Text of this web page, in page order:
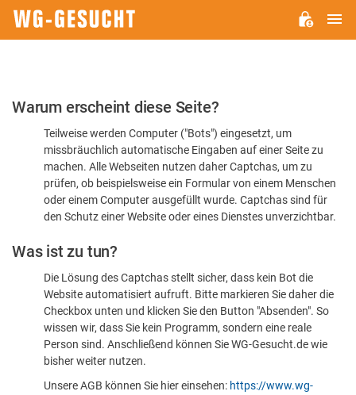
Bitte
dass
sind
Warum erscheint diese Seite?
Teilweise werden Computer ("Bots") eingesetzt, um
missbräuchlich automatische Eingaben auf einer Seite zu
machen. Alle Webseiten nutzen daher Captchas, um zu
prüfen, ob beispielsweise ein Formular von einem Menschen
oder einem Computer ausgefüllt wurde. Captchas sind für
den Schutz einer Website oder eines Dienstes unverzichtbar.
Was ist zu tun?
Die Lösung des Captchas stellt sicher, dass kein Bot die
Website automatisiert aufruft. Bitte markieren Sie daher die
Checkbox unten und klicken Sie den Button "Absenden". So
wissen wir, dass Sie kein Programm, sondern eine reale
Person sind. Anschließend können Sie WG-Gesucht.de wie
bisher weiter nutzen.
Unsere AGB können Sie hier einsehen: https://www.wg-